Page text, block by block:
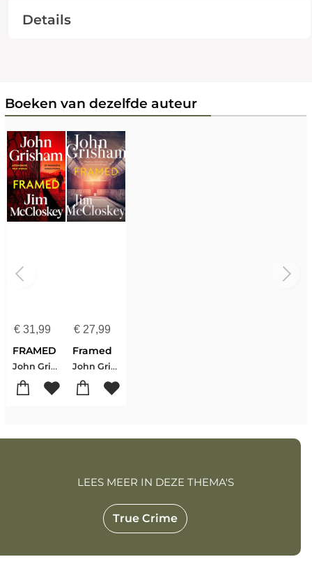
Details
Boeken van dezelfde auteur
€31,99
FRAMED
John Grisham-Jim McCloskey
€27,99
Framed
John Grisham-Jim Mccloskey
True Crime
LEES MEER IN DEZE THEMA'S